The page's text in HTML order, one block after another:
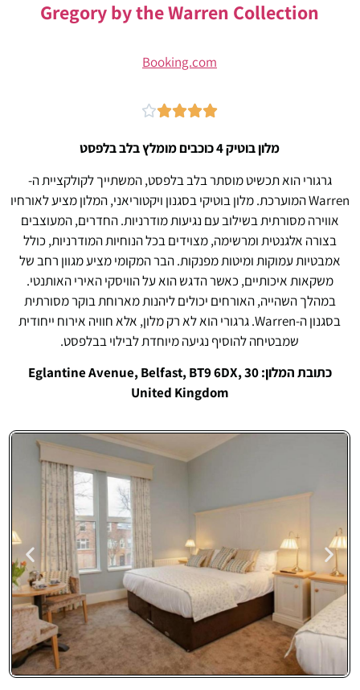
Gregory by the Warren Collection
Booking.com





מלון בוטיק 4 כוכבים מומלץ בלב בלפסט
גרגורי הוא תכשיט מוסתר בלב בלפסט, המשתייך לקולקציית ה-
Warren המוערכת. מלון בוטיקי בסגנון ויקטוריאני, המלון מציע לאורחיו
אווירה מסורתית בשילוב עם נגיעות מודרניות. החדרים, המעוצבים
בצורה אלגנטית ומרשימה, מצוידים בכל הנוחיות המודרניות, כולל
אמבטיות עמוקות ומיטות מפנקות. הבר המקומי מציע מגוון רחב של
משקאות איכותיים, כאשר הדגש הוא על הוויסקי האירי האותנטי.
במהלך השהייה, האורחים יכולים ליהנות מארוחת בוקר מסורתית
בסגנון ה-Warren. גרגורי הוא לא רק מלון, אלא חוויה אירוח ייחודית
שמבטיחה להוסיף נגיעה מיוחדת לבילוי בבלפסט.
כתובת המלון: 30 Eglantine Avenue, Belfast, BT9 6DX,
United Kingdom